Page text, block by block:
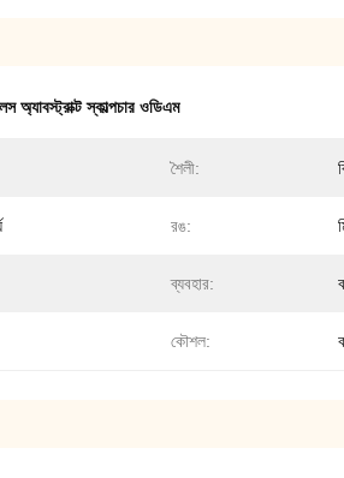
অ্যাবস্ট্রাক্ট স্কাল্পচার ওডিএম
শৈলী:
রঙ:
ব্যবহার:
কৌশল: